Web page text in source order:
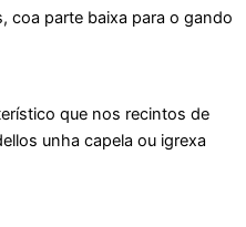
coa parte baixa para o gando
que nos recintos de
unha capela ou igrexa